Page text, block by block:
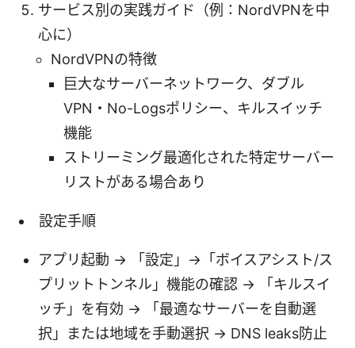
サービス別の実践ガイド（例：NordVPNを中
心に）
NordVPNの特徴
巨大なサーバーネットワーク、ダブル
VPN・No-Logsポリシー、キルスイッチ
機能
ストリーミング最適化された特定サーバー
リストがある場合あり
設定手順
アプリ起動 → 「設定」→「ボイスアシスト/ス
プリットトンネル」機能の確認 → 「キルスイ
ッチ」を有効 → 「最適なサーバーを自動選
択」または地域を手動選択 → DNS leaks防止